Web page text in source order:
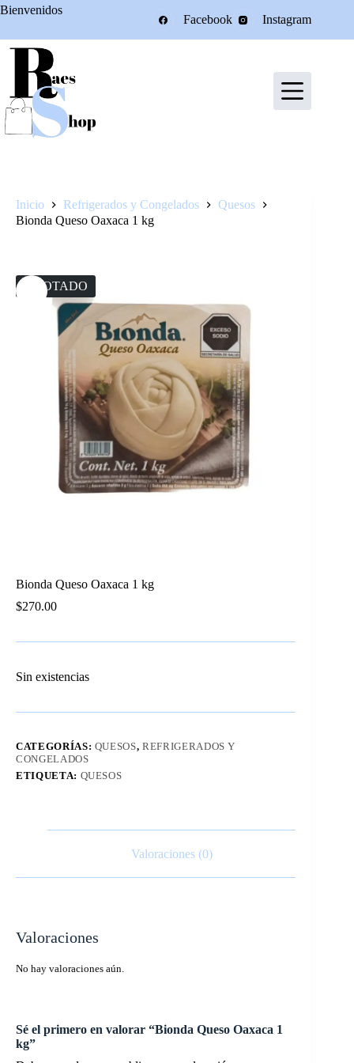
Saltar
Bienvenidos
Facebook Instagram
Inicio Refrigerados y Congelados
Quesos
Bionda Queso Oaxaca 1 kg
AGOTADO
Bionda Queso Oaxaca 1 kg
$270.00
Sin existencias
CATEGORÍAS: QUESOS,REFRIGERADOS Y
CONGELADOS
ETIQUETA: QUESOS
Valoraciones (0)
Valoraciones
No hay valoraciones aún.
Sé el primero en valorar “Bionda Queso Oaxaca 1
kg”